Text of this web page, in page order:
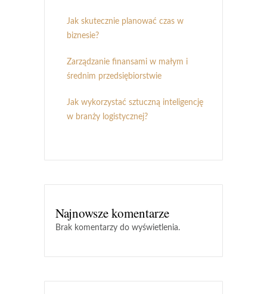
Jak skutecznie planować czas w
biznesie?
Zarządzanie finansami w małym i
średnim przedsiębiorstwie
Jak wykorzystać sztuczną inteligencję
w branży logistycznej?
Najnowsze komentarze
Brak komentarzy do wyświetlenia.